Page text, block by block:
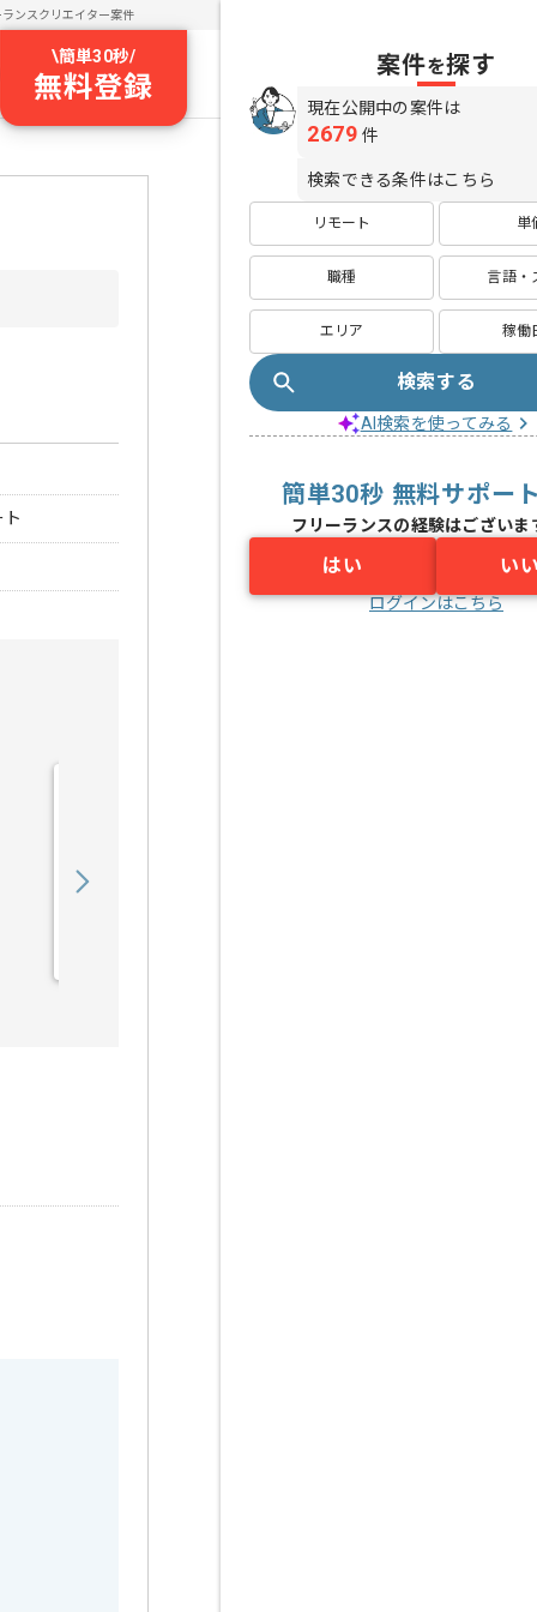
ランスクリエイター案件
\簡単30秒/
無料登録
案件を探す
現在公開中の案件は
2679 件
検索できる条件はこちら
リモート 単
職種 言語・
エリア 稼働
検索する
AI検索を使ってみる
簡単30秒 無料サポー
フリーランスの経験はございま
はい い
ログインはこちら